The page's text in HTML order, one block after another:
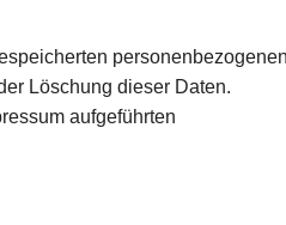
Löschung dieser Daten.
aufgeführten